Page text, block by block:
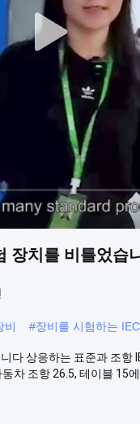
장치를 비틀었습
비 #장비를 시험하는
다 상응하는 표준과 조항
차 조항 26.5, 테이블 15